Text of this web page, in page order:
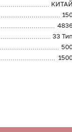
КИТАЙ
4836
33 Тип